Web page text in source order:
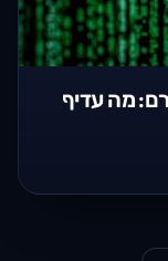
מה עדיף